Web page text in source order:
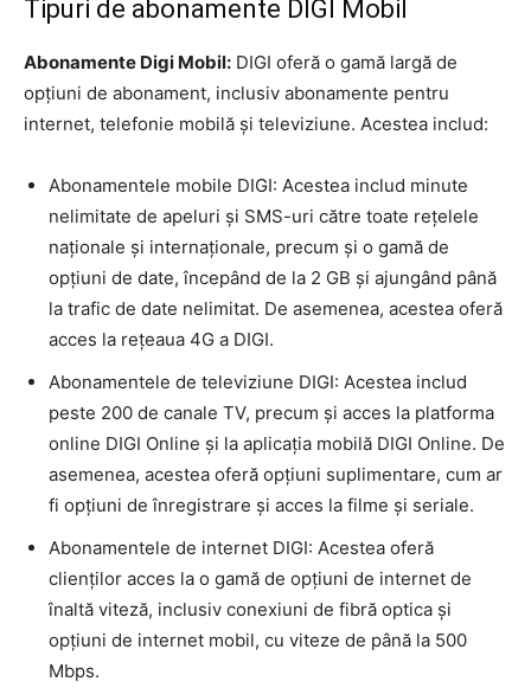
Tipuri de abonamente DIGI Mobil
Abonamente Digi Mobil: DIGI oferă o gamă largă de
opțiuni de abonament, inclusiv abonamente pentru
internet, telefonie mobilă și televiziune. Acestea includ:
Abonamentele mobile DIGI: Acestea includ minute
nelimitate de apeluri și SMS-uri către toate rețelele
naționale și internaționale, precum și o gamă de
opțiuni de date, începând de la 2 GB și ajungând până
la trafic de date nelimitat. De asemenea, acestea oferă
acces la rețeaua 4G a DIGI.
Abonamentele de televiziune DIGI: Acestea includ
peste 200 de canale TV, precum și acces la platforma
online DIGI Online și la aplicația mobilă DIGI Online. De
asemenea, acestea oferă opțiuni suplimentare, cum ar
fi opțiuni de înregistrare și acces la filme și seriale.
Abonamentele de internet DIGI: Acestea oferă
clienților acces la o gamă de opțiuni de internet de
înaltă viteză, inclusiv conexiuni de fibră optica și
opțiuni de internet mobil, cu viteze de până la 500
Mbps.